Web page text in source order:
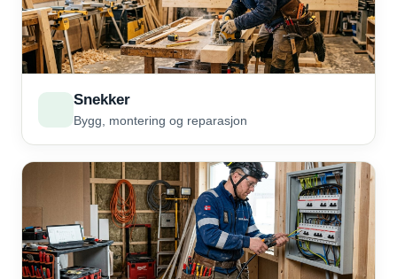
Snekker
Bygg, montering og reparasjon